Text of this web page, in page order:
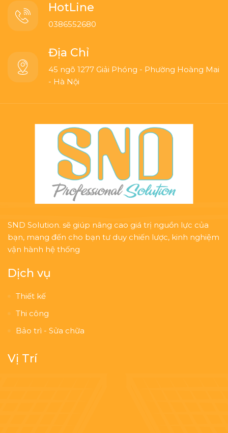
HotLine
0386552680
Địa Chỉ
45 ngõ 1277 Giải Phóng - Phường Hoàng Mai
- Hà Nội
SND Solution. sẽ giúp nâng cao giá trị nguồn lực của
bạn, mang đến cho bạn tư duy chiến lược, kinh nghiệm
vận hành hệ thống
Dịch vụ
Thiết kế
Thi công
Bảo trì - Sửa chữa
Vị Trí